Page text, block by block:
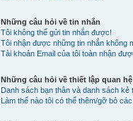
Những câu hỏi về tin nhắn
Tôi không thể gửi tin nhắn được!
Tôi nhận được những tin nhắn không
Tài khoản Email của tôi toàn nhận
Những câu hỏi về thiết lập quan
Danh sách bạn thân và danh sách kẻ
Làm thế nào tôi có thể thêm/gỡ bỏ